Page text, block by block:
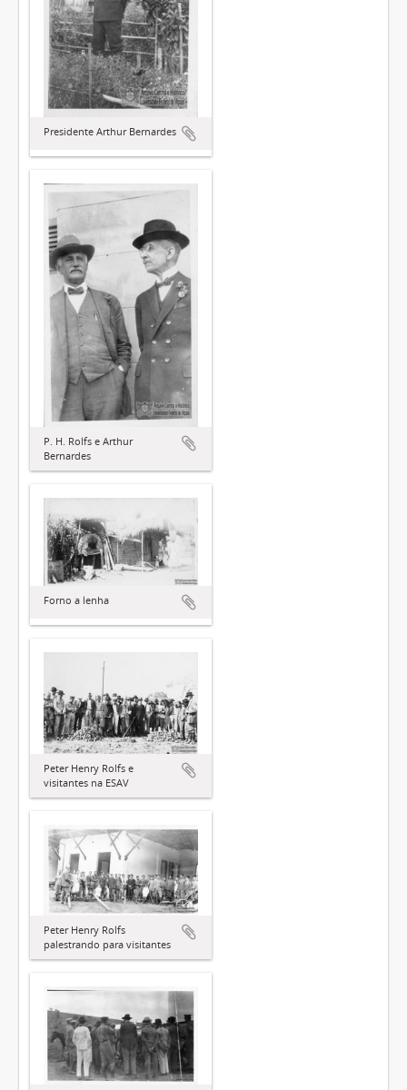
Presidente Arthur Bernardes
P. H. Rolfs e Arthur
Bernardes
Forno a lenha
Peter Henry Rolfs e
visitantes na ESAV
Peter Henry Rolfs
palestrando para visitantes